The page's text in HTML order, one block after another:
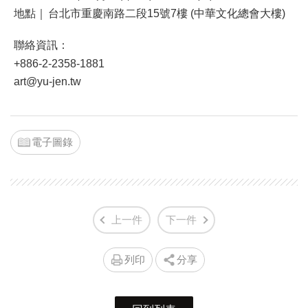
地點｜
台北市重慶南路二段15號7樓 (中華文化總會大樓)
聯絡資訊：
+886-2-2358-1881
art@yu-jen.tw
電子圖錄
上一件 下一件
列印 分享